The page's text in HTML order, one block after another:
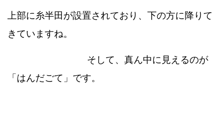
上部に糸半田が設置されており、下の方に降りて
きていますね。
そして、真ん中に見えるのが
「はんだごて」です。